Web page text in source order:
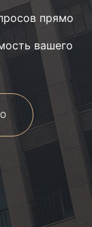
прямо
вашего